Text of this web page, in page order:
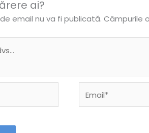
ai?
email nu va fi publicată. Câmpurile